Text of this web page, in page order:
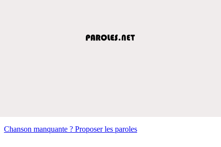
Chanson manquante ? Proposer les paroles